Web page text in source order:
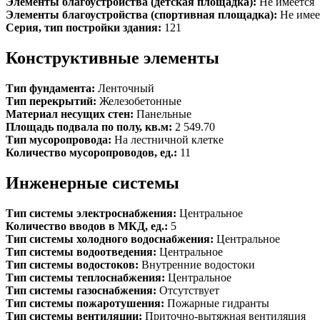
Элементы благоустройства (спортивная площадка): Не
Серия, тип постройки здания: 121
Конструктивные элементы
Тип фундамента: Ленточный
Тип перекрытий: Железобетонные
Материал несущих стен: Панельные
Площадь подвала по полу, кв.м: 2 549.70
Тип мусоропровода: На лестничной клетке
Количество мусоропроводов, ед.: 11
Инженерные системы
Тип системы электроснабжения: Центральное
Количество вводов в МКД, ед.: 5
Тип системы холодного водоснабжения: Центральное
Тип системы водоотведения: Центральное
Тип системы водостоков: Внутренние водостоки
Тип системы теплоснабжения: Центральное
Тип системы газоснабжения: Отсутствует
Тип системы пожаротушения: Пожарные гидранты
Тип системы вентиляции: Приточно-вытяжная вентиляция